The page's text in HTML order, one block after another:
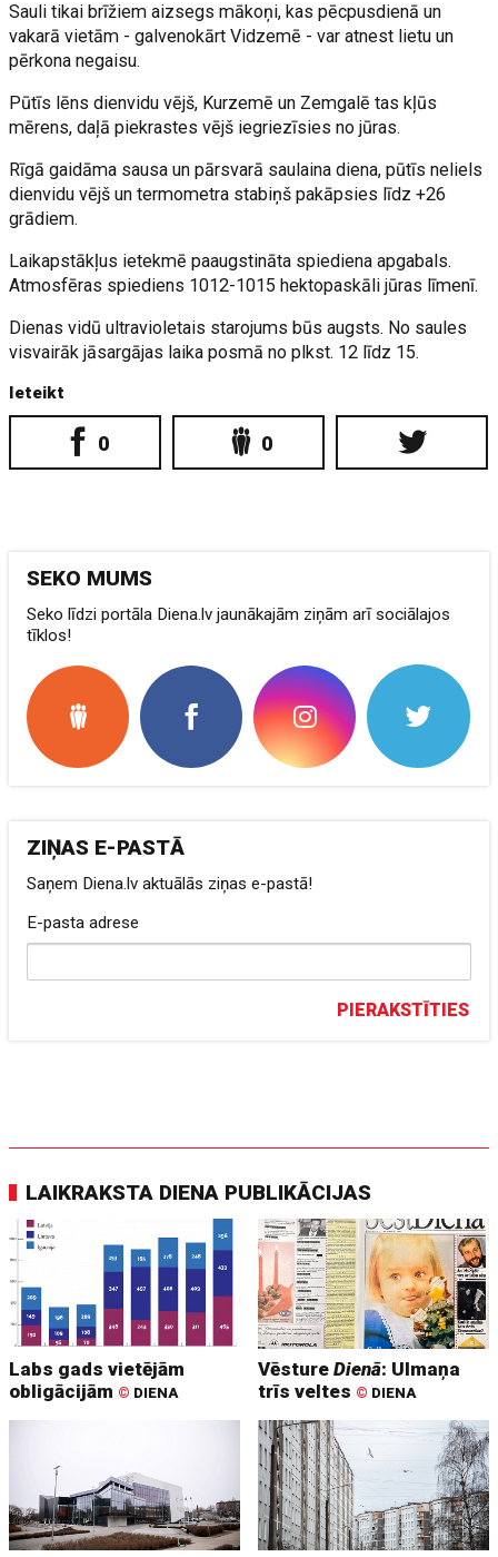
Sauli tikai brīžiem aizsegs mākoņi, kas pēcpusdienā un
vakarā vietām - galvenokārt Vidzemē - var atnest lietu un
pērkona negaisu.
Pūtīs lēns dienvidu vējš, Kurzemē un Zemgalē tas kļūs
mērens, daļā piekrastes vējš iegriezīsies no jūras.
Rīgā gaidāma sausa un pārsvarā saulaina diena, pūtīs neliels
dienvidu vējš un termometra stabiņš pakāpsies līdz +26
grādiem.
Laikapstākļus ietekmē paaugstināta spiediena apgabals.
Atmosfēras spiediens 1012-1015 hektopaskāli jūras līmenī.
Dienas vidū ultravioletais starojums būs augsts. No saules
visvairāk jāsargājas laika posmā no plkst. 12 līdz 15.
Ieteikt
0 0
SEKO MUMS
Seko līdzi portāla Diena.lv jaunākajām ziņām arī sociālajos
tīklos!
ZIŅAS E-PASTĀ
Saņem Diena.lv aktuālās ziņas e-pastā!
E-pasta adrese
PIERAKSTĪTIES
LAIKRAKSTA DIENA PUBLIKĀCIJAS
Labs gads vietējām
obligācijām © DIENA
VēstureDienā: Ulmaņa
trīs veltes © DIENA